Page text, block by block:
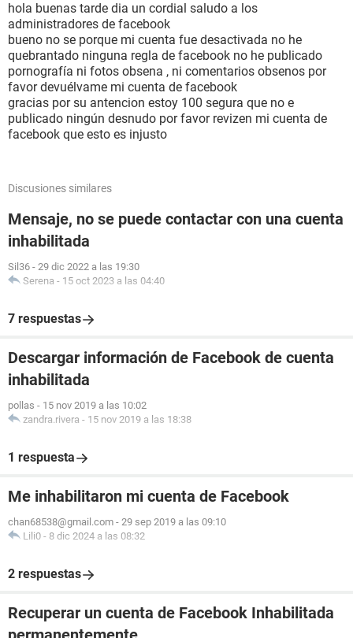
hola buenas tarde dia un cordial saludo a los
administradores de facebook
bueno no se porque mi cuenta fue desactivada no he
quebrantado ninguna regla de facebook no he publicado
pornografía ni fotos obsena , ni comentarios obsenos por
favor devuélvame mi cuenta de facebook
gracias por su antencion estoy 100 segura que no e
publicado ningún desnudo por favor revizen mi cuenta de
facebook que esto es injusto
Discusiones similares
Mensaje, no se puede contactar con una cuenta
inhabilitada
Sil36 - 29 dic 2022 a las 19:30
Serena - 15 oct 2023 a las 04:40
7 respuestas
Descargar información de Facebook de cuenta
inhabilitada
pollas - 15 nov 2019 a las 10:02
zandra.rivera - 15 nov 2019 a las 18:38
1 respuesta
Me inhabilitaron mi cuenta de Facebook
chan68538@gmail.com - 29 sep 2019 a las 09:10
Lili0 - 8 dic 2024 a las 08:32
2 respuestas
Recuperar un cuenta de Facebook Inhabilitada